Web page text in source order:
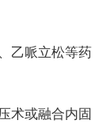
乙哌立松等药
术或融合内固